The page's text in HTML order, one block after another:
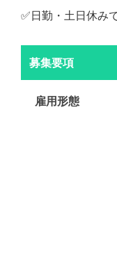
✅日勤・土日休み
募集要項
雇用形態